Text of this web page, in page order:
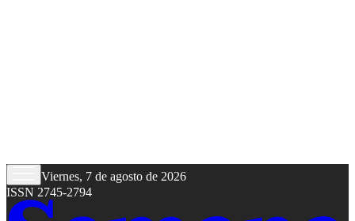
Viernes, 7 de agosto de 2026
ISSN 2745-2794